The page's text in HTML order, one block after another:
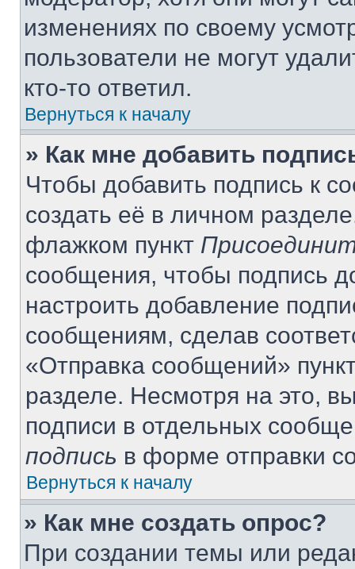
изменениях по своему
пользователи не могут
кто-то ответил.
Вернуться к началу
» Как мне добавить
Чтобы добавить подпись к
создать её в личном
флажком пункт
сообщения, чтобы подпись
настроить добавление
сообщениям, сделав
«Отправка сообщений»
разделе. Несмотря на это,
подписи в отдельных
подпись в форме отправки
Вернуться к началу
» Как мне создать опрос?
При создании темы или